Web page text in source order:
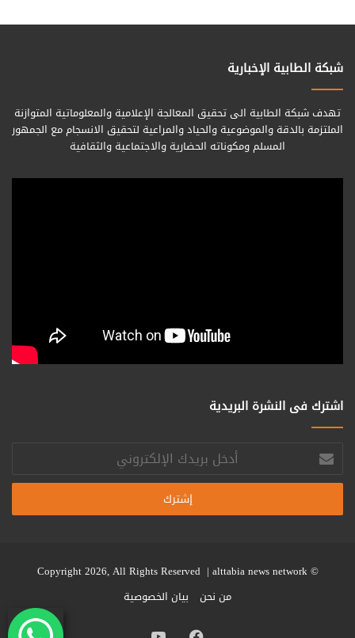
شبكة الطابية الإخبارية
تهدف شبكة الطابية الى تحقيق المعالجة الإعلامية والمعلوماتية المتوازنة
الملتزمة بالدقة والموضوعية والحياد والمراعية لتحقيق الانسجام مع الجمهور
المسلم ومكوناته الحضارية والاجتماعية والثقافية
اشترك فى النشرة البريدية
أدخل
بريدك
الإلكتروني
© Copyright 2026, All Rights Reserved |
alttabia news network
من نحن
بيان الخصوصية